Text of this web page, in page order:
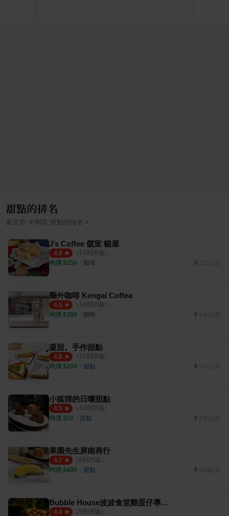
甜點的排名
新北市 中和區 甜點的排名 ›
J’s Coffee 僦室 貓屋
4.8 （ 14則評論）
均消 $250 ・ 咖啡 2.51公里
圈外咖啡 Kengai Coffea
4.5 （ 14則評論）
均消 $300 ・ 咖啡
凝甜。手作甜點
4.8 （ 15則評論）
均消 $200 ・ 甜點
小狐狸的日嚐甜點
4.5 （ 10則評論）
均消 $50 ・ 甜點
果園先生屏南商行
4.7 （ 9則評論）
均消 $400 ・ 甜點
Bubble House波波食堂雞蛋仔專賣店 中和店
4.4 （ 5則評論）